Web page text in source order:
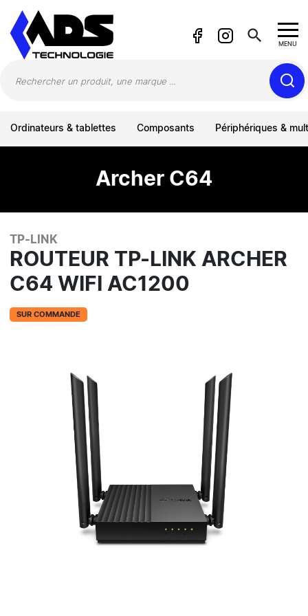
search MENU
Ordinateurs & tablettes Composants Périphériques &
Archer C64
TP-LINK
ROUTEUR TP-LINK ARCHER
C64 WIFI AC1200
SUR COMMANDE